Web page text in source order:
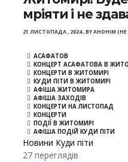
мріяти і не
21 ЛИСТОПАДА , 2024,BYАНОНІМ (НЕ
АСАФАТОВ
КОНЦЕРТ АСАФАТОВА В
КОНЦЕРТИ В ЖИТОМИРІ
КУДИ ПІТИ В ЖИТОМИРІ
АФІША ЖИТОМИРА
АФІША ЗАХОДІВ
КОНЦЕРТИ НА ЛИСТОПАД
КОНЦЕРТИ
ПОДІЇ В ЖИТОМИРІ
АФІША ПОДІЙ КУДИ ПІТИ
Новини Куди піти
27 переглядів